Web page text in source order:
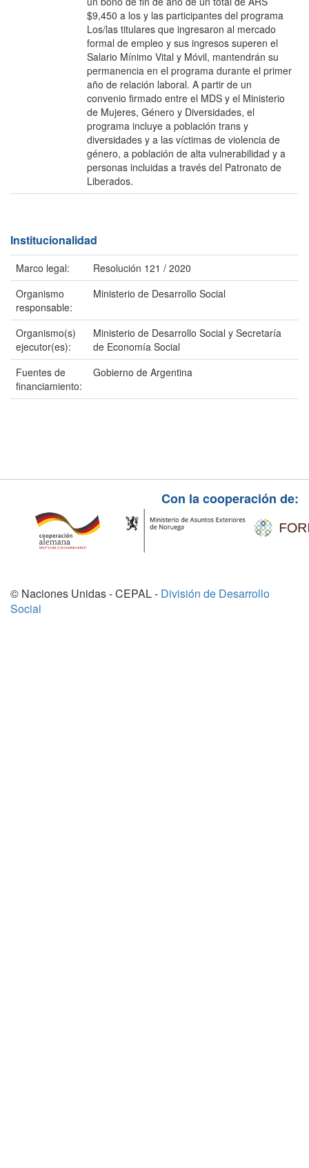
$9,450 a los y las participantes del programa
Los/las titulares que ingresaron al mercado
formal de empleo y sus ingresos superen el
Salario Mínimo Vital y Móvil, mantendrán su
permanencia en el programa durante el primer
año de relación laboral. A partir de un
convenio firmado entre el MDS y el Ministerio
de Mujeres, Género y Diversidades, el
programa incluye a población trans y
diversidades y a las víctimas de violencia de
género, a población de alta vulnerabilidad y a
personas incluidas a través del Patronato de
Liberados.
Institucionalidad
Marco legal:
Resolución 121 / 2020
Organismo
responsable:
Ministerio de Desarrollo Social
Organismo(s)
ejecutor(es):
Ministerio de Desarrollo Social y Secretaría
de Economía Social
Fuentes de
financiamiento:
Gobierno de Argentina
Con la cooperación de:
© Naciones Unidas - CEPAL - División de Desarrollo
Social